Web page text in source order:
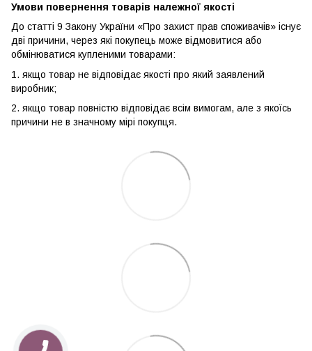
Умови повернення товарів належної якості
До статті 9 Закону України «Про захист прав споживачів» існує
дві причини, через які покупець може відмовитися або
обмінюватися купленими товарами:
1. якщо товар не відповідає якості про який заявлений
виробник;
2. якщо товар повністю відповідає всім вимогам, але з якоїсь
причини не в значному мірі покупця.